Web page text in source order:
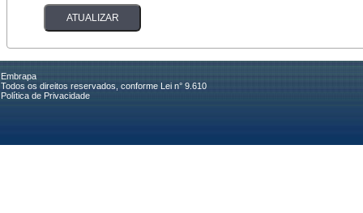
Embrapa
Todos os direitos reservados, conforme Lei n° 9.610
Política de Privacidade